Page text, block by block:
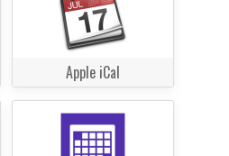
Apple iCal